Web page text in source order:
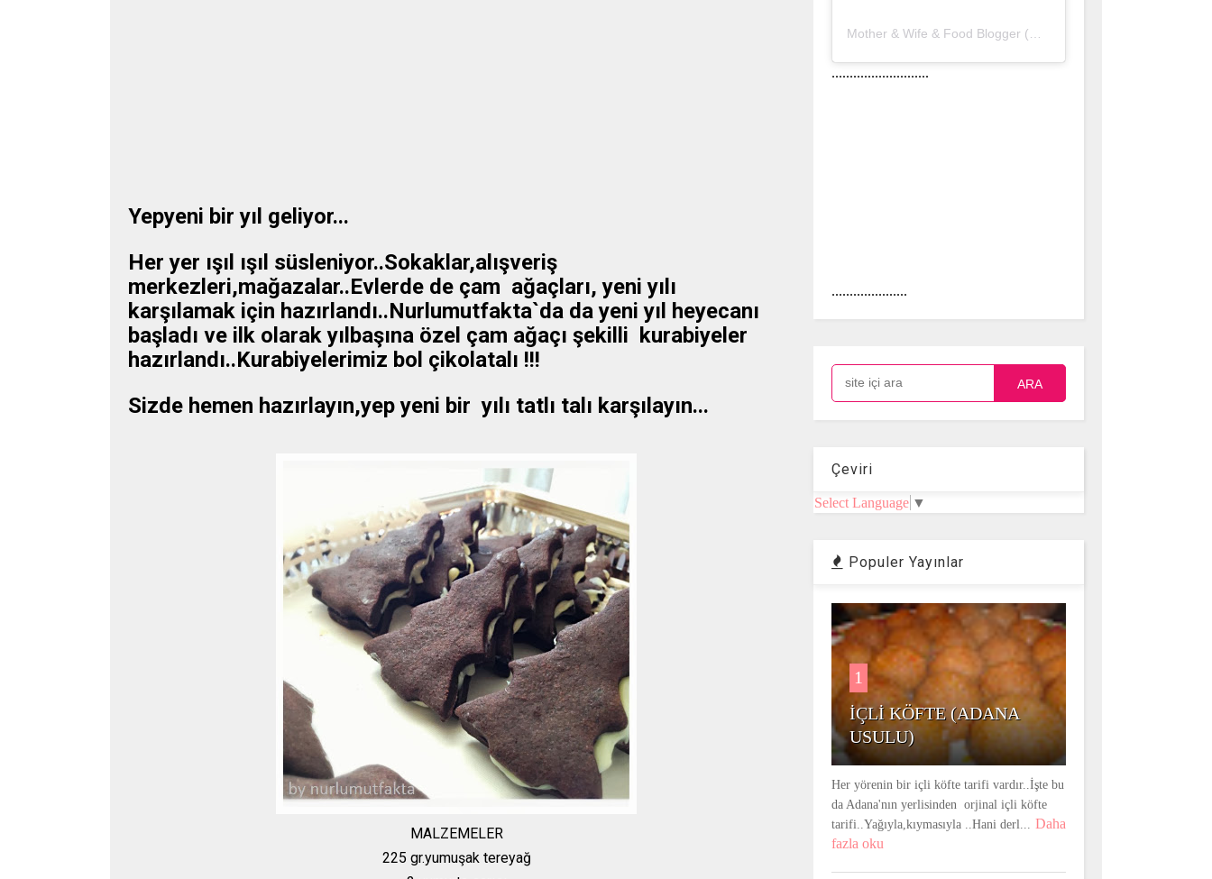
Yepyeni bir yıl geliyor...
Her yer ışıl ışıl süsleniyor..Sokaklar,alışveriş
merkezleri,mağazalar..Evlerde de çam ağaçları, yeni yılı
karşılamak için hazırlandı..Nurlumutfakta`da da yeni yıl heyecanı
başladı ve ilk olarak yılbaşına özel çam ağaçı şekilli kurabiyeler
hazırlandı..Kurabiyelerimiz bol çikolatalı !!!
Sizde hemen hazırlayın,yep yeni bir yılı tatlı talı karşılayın...
MALZEMELER
225 gr.yumuşak tereyağ
...........................
.....................
ARA
Çeviri
Select Language ▼
Populer Yayınlar
1
İÇLİ KÖFTE (ADANA
USULU)
Her yörenin bir içli köfte tarifi vardır..İşte bu
da Adana'nın yerlisinden orjinal içli köfte
tarifi..Yağıyla,kıymasıyla ..Hani derl... Daha
fazla oku